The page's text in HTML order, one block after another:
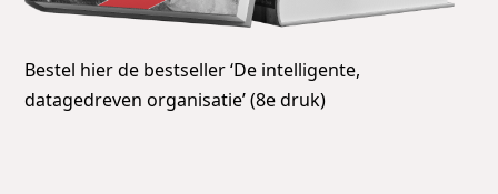
Bestel hier de bestseller ‘De intelligente,
datagedreven organisatie’ (8e druk)